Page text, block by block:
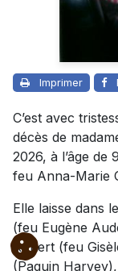
Imprimer
C’est avec
décès de
2026, à l’âge
feu Anna-Marie
Elle laisse dans
(feu Eugène
Robert (feu
(Paquin